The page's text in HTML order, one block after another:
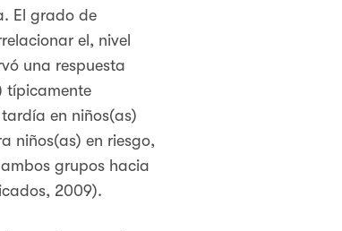
El grado de
el, nivel
una respuesta
típicamente
en niños(as)
niños(as) en riesgo,
grupos hacia
2009).